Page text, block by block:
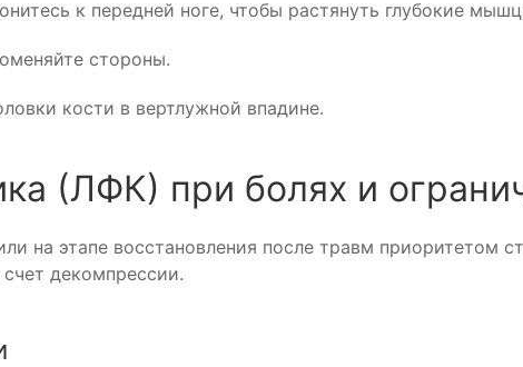
к передней ноге, чтобы растянуть глубокие
стороны.
кости в вертлужной впадине.
(ЛФК) при болях и
на этапе восстановления после травм приоритетом
декомпрессии.